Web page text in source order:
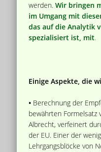
werden.Wir bringen
im Umgang mit
das auf die Analytik
spezialisiert ist, mit.
Einige Aspekte, die
• Berechnung der
bewährten Formelsatz
Albrecht, verfeinert
der EU. Einer der
Lehrgangsblöcke von